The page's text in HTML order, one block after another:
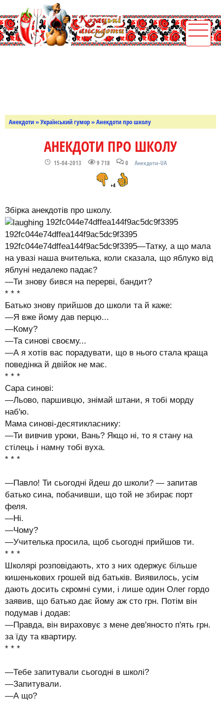
Анекдоти»Український гумор» Анекдоти про школу
АНЕКДОТИ ПРО ШКОЛУ
15-04-2013 9 718 0 Анекдоти-UA
+4
Збірка анекдотів про школу.
192fc044e74dffea144f9ac5dc9f3395
192fc044e74dffea144f9ac5dc9f3395
192fc044e74dffea144f9ac5dc9f3395—Татку, а що мала
на увазі наша вчителька, коли сказала, що яблуко від
яблуні недалеко падає?
—Ти знову бився на перерві, бандит?
* * *
Батько знову прийшов до школи та й каже:
—Я вже йому дав перцю...
—Кому?
—Та синові своєму...
—А я хотів вас порадувати, що в нього стала краща
поведінка й двійок не має.
* * *
Сара синові:
—Льово, паршивцю, знімай штани, я тобі морду
наб'ю.
Мама синові-десятикласнику:
—Ти вивчив уроки, Вань? Якщо ні, то я стану на
стілець і намну тобі вуха.
* * *
—Павло! Ти сьогодні йдеш до школи? — запитав
батько сина, побачивши, що той не збирає порт
феля.
—Ні.
—Чому?
—Учителька просила, щоб сьогодні прийшов ти.
* * *
Школярі розповідають, хто з них одержує більше
кишенькових грошей від батьків. Виявилось, усім
дають досить скромні суми, і лише один Олег гордо
заявив, що батько дає йому аж сто грн. Потім він
подумав і додав:
—Правда, він вираховує з мене дев'яносто п'ять грн.
за їду та квартиру.
* * *
—Тебе запитували сьогодні в школі?
—Запитували.
—А що?